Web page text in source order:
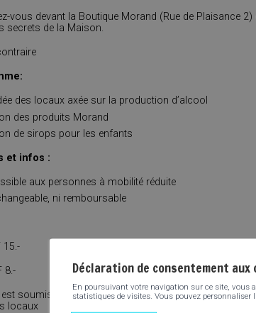
vous devant la Boutique Morand (Rue de Plaisance
secrets de la Maison.
des locaux axée sur la production d’alcool
des produits Morand
de sirops pour les enfants
et infos :
aux personnes à mobilité réduite
ni remboursable
15.-
8.-
est soumise à des normes d’hygiène très strictes,
locaux
Déclaration de consentement aux
En poursuivant votre navigation sur ce site, vous
statistiques de visites. Vous pouvez